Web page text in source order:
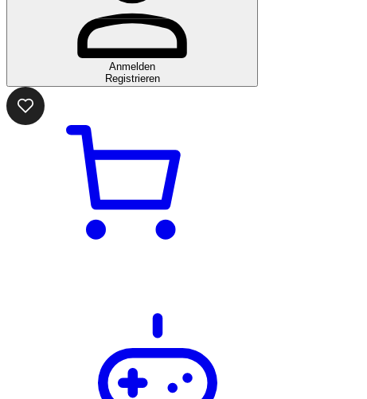
Anmelden
Registrieren